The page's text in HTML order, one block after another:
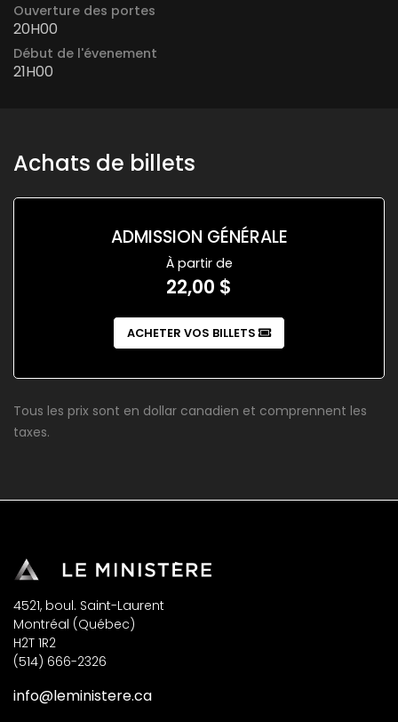
Ouverture des portes
20H00
Début de l'évenement
21H00
Achats de billets
ADMISSION GÉNÉRALE
À partir de
22,00 $
ACHETER VOS BILLETS
Tous les prix sont en dollar canadien et comprennent les
taxes.
4521, boul. Saint-Laurent
Montréal (Québec)
H2T 1R2
(514) 666-2326
info@leministere.ca